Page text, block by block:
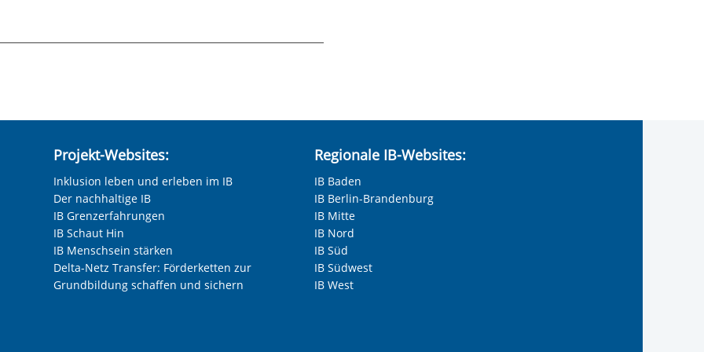
Sie "Marketing"-Tools von YouTube
Daher können wir erst mit Ihrer
diese auch zu eigenen Zwecken.
USA, wo kein gleichwertiges
ausgeschlossen werden. Alle
Sie in unserer Datenschutzerklärung.
jederzeit
Projekt-Websites:
Inklusion leben und erleben im IB
Der nachhaltige IB
IB Grenzerfahrungen
IB Schaut Hin
IB Menschsein stärken
Delta-Netz Transfer: Förderketten zur
Grundbildung schaffen und sichern
Regionale IB-Websites:
IB Baden
IB Berlin-Brandenburg
IB Mitte
IB Nord
IB Süd
IB Südwest
IB West